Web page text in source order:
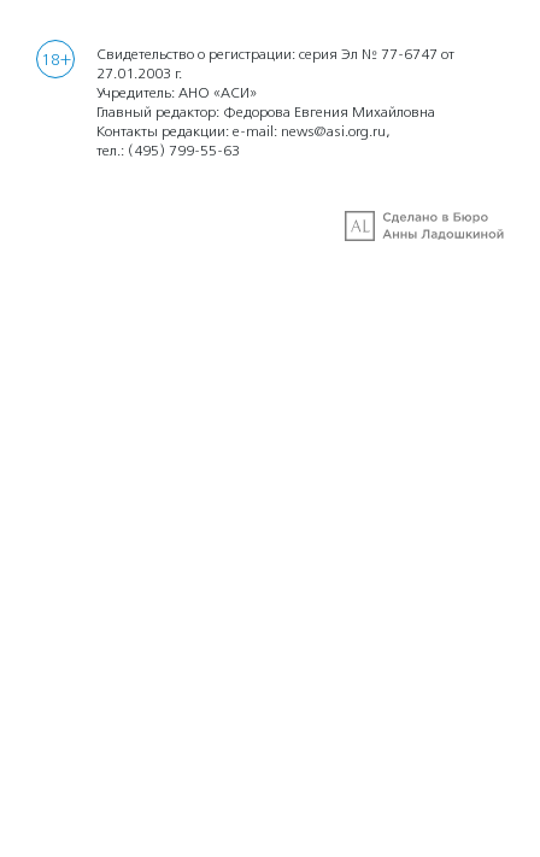
18+
Свидетельство о регистрации: серия Эл № 77-6747 от
27.01.2003 г.
Учредитель: АНО «АСИ»
Главный редактор: Федорова Евгения Михайловна
Контакты редакции: e-mail: news@asi.org.ru,
тел.: (495) 799-55-63